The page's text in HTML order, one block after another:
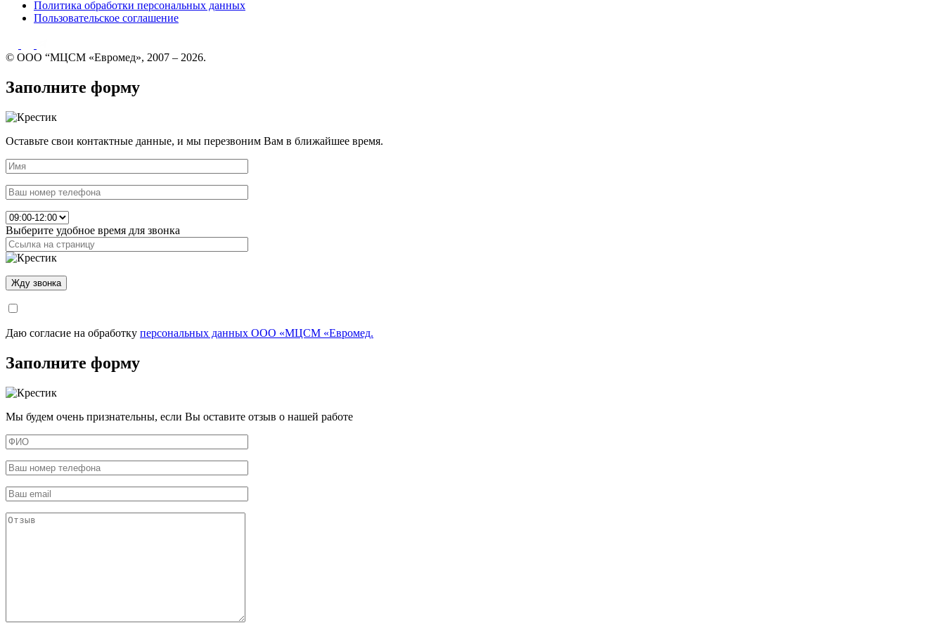
Политика обработки персональных данных
Пользовательское соглашение
© ООО “МЦСМ «Евромед», 2007 – 2026.
Заполните форму
Оставьте свои контактные данные, и мы перезвоним Вам в ближайшее время.
Выберите удобное время для звонка
Даю согласие на обработку персональных данных ООО «МЦСМ «Евромед.
Заполните форму
Мы будем очень признательны, если Вы оставите отзыв о нашей работе